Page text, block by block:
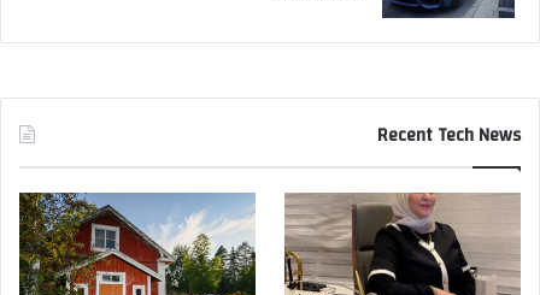
Recent Tech News